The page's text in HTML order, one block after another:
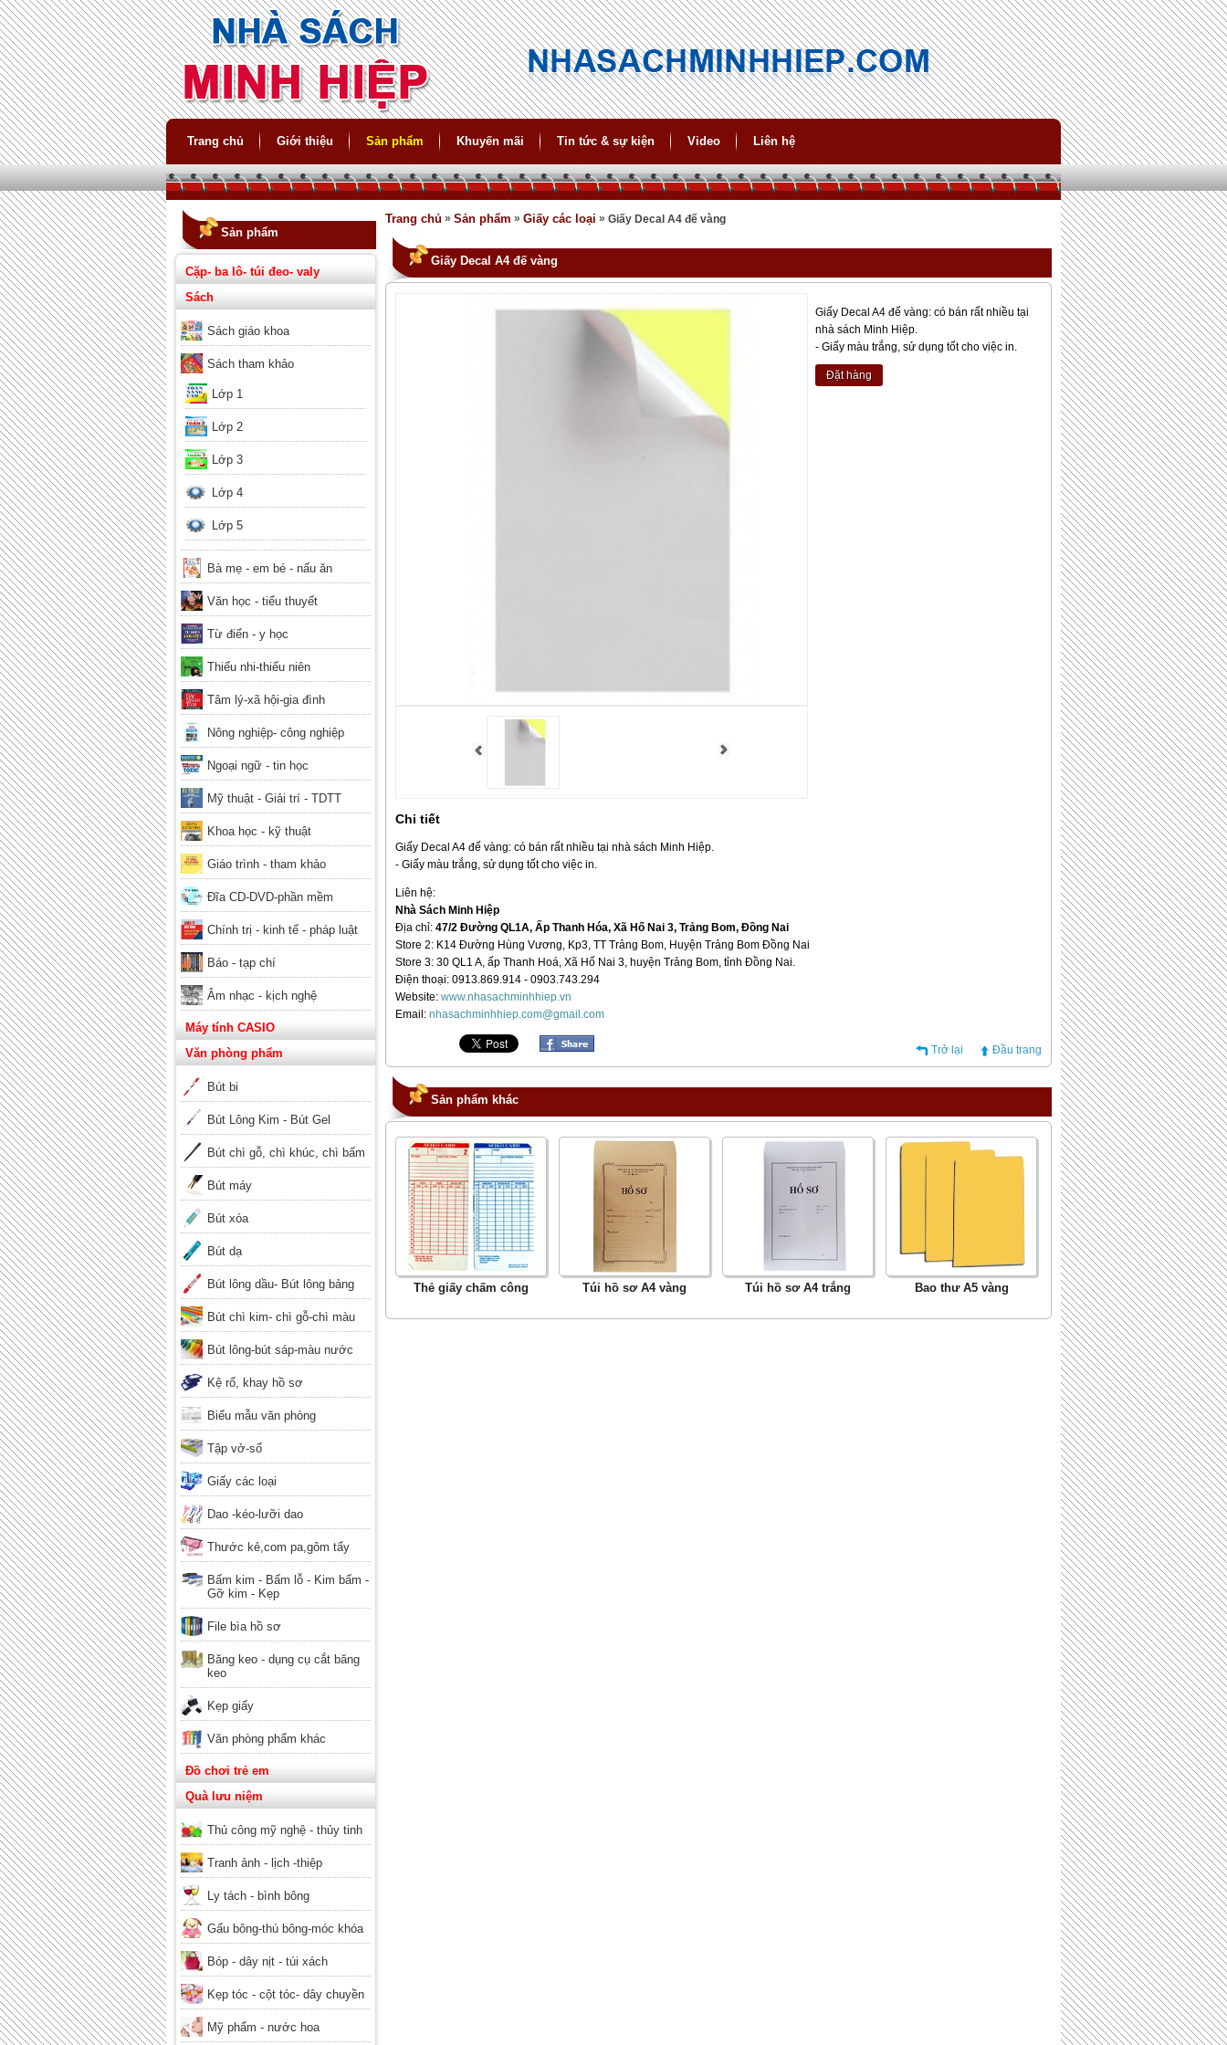
Trang chủ Giới thiệu Sản phẩm Khuyến mãi Tin tức & sự kiện Video Liên hệ
Sản phẩm
Cặp- ba lô- túi đeo- valy
Sách
Sách giáo khoa
Sách tham khảo
Lớp 1
Lớp 2
Lớp 3
Lớp 4
Lớp 5
Bà mẹ - em bé - nấu ăn
Văn học - tiểu thuyết
Từ điển - y học
Thiếu nhi-thiếu niên
Tâm lý-xã hội-gia đình
Nông nghiệp- công nghiệp
Ngoại ngữ - tin học
Mỹ thuật - Giải trí - TDTT
Khoa học - kỹ thuật
Giáo trình - tham khảo
Đĩa CD-DVD-phần mềm
Chính trị - kinh tế - pháp luật
Báo - tạp chí
Âm nhạc - kịch nghệ
Máy tính CASIO
Văn phòng phẩm
Bút bi
Bút Lông Kim - Bút Gel
Bút chì gỗ, chì khúc, chì bấm
Bút máy
Bút xóa
Bút dạ
Bút lông dầu- Bút lông bảng
Bút chì kim- chì gỗ-chì màu
Bút lông-bút sáp-màu nước
Kệ rổ, khay hồ sơ
Biểu mẫu văn phòng
Tập vở-sổ
Giấy các loại
Dao -kéo-lưỡi dao
Thước kẻ,com pa,gôm tẩy
Bấm kim - Bấm lỗ - Kim bấm -
Gỡ kim - Kẹp
File bìa hồ sơ
Băng keo - dụng cụ cắt băng
keo
Kẹp giấy
Văn phòng phẩm khác
Đồ chơi trẻ em
Quà lưu niệm
Thủ công mỹ nghệ - thủy tinh
Tranh ảnh - lịch -thiệp
Ly tách - bình bông
Gấu bông-thú bông-móc khóa
Bóp - dây nịt - túi xách
Kẹp tóc - cột tóc- dây chuyền
Mỹ phẩm - nước hoa
Trang chủ » Sản phẩm » Giấy các loại » Giấy Decal A4 đế vàng
Giấy Decal A4 đế vàng
Giấy Decal A4 đế vàng: có bán rất nhiều tại
nhà sách Minh Hiệp.
- Giấy màu trắng, sử dụng tốt cho việc in.
Đặt hàng
Chi tiết
Giấy Decal A4 đế vàng: có bán rất nhiều tại nhà sách Minh Hiệp.
- Giấy màu trắng, sử dụng tốt cho việc in.
Liên hệ:
Nhà Sách Minh Hiệp
Địa chỉ: 47/2 Đường QL1A, Ấp Thanh Hóa, Xã Hố Nai 3, Trảng Bom, Đồng Nai
Store 2: K14 Đường Hùng Vương, Kp3, TT Trảng Bom, Huyện Trảng Bom Đồng Nai
Store 3: 30 QL1 A, ấp Thanh Hoá, Xã Hố Nai 3, huyện Trảng Bom, tỉnh Đồng Nai.
Điện thoại: 0913.869.914 - 0903.743.294
Website: www.nhasachminhhiep.vn
Email: nhasachminhhiep.com@gmail.com
Trở lại Đầu trang
Sản phẩm khác
Thẻ giấy chấm công Túi hồ sơ A4 vàng Túi hồ sơ A4 trắng Bao thư A5 vàng